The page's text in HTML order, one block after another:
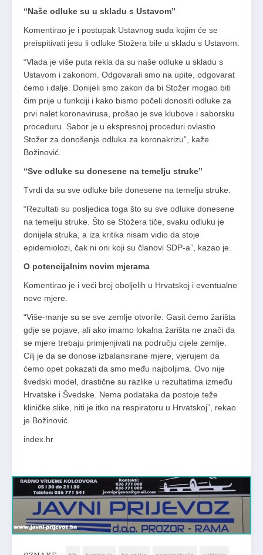
“Naše odluke su u skladu s Ustavom”
Komentirao je i postupak Ustavnog suda kojim će se
preispitivati jesu li odluke Stožera bile u skladu s Ustavom.
“Vlada je više puta rekla da su naše odluke u skladu s
Ustavom i zakonom. Odgovarali smo na upite, odgovarat
ćemo i dalje. Donijeli smo zakon da bi Stožer mogao biti
čim prije u funkciji i kako bismo počeli donositi odluke za
prvi nalet koronavirusa, prošao je sve klubove i saborsku
proceduru. Sabor je u ekspresnoj proceduri ovlastio
Stožer za donošenje odluka za koronakrizu”, kaže
Božinović.
“Sve odluke su donesene na temelju struke”
Tvrdi da su sve odluke bile donesene na temelju struke.
“Rezultati su posljedica toga što su sve odluke donesene
na temelju struke. Što se Stožera tiče, svaku odluku je
donijela struka, a iza kritika nisam vidio da stoje
epidemiolozi, čak ni oni koji su članovi SDP-a”, kazao je.
O potencijalnim novim mjerama
Komentirao je i veći broj oboljelih u Hrvatskoj i eventualne
nove mjere.
“Više-manje su se sve zemlje otvorile. Gasit ćemo žarišta
gdje se pojave, ali ako imamo lokalna žarišta ne znači da
se mjere trebaju primjenjivati na području cijele zemlje.
Cilj je da se donose izbalansirane mjere, vjerujem da
ćemo opet pokazati da smo među najboljima. Ovo nije
švedski model, drastične su razlike u rezultatima između
Hrvatske i Švedske. Nema podataka da postoje teže
kliničke slike, niti je itko na respiratoru u Hrvatskoj”, rekao
je Božinović.
index.hr